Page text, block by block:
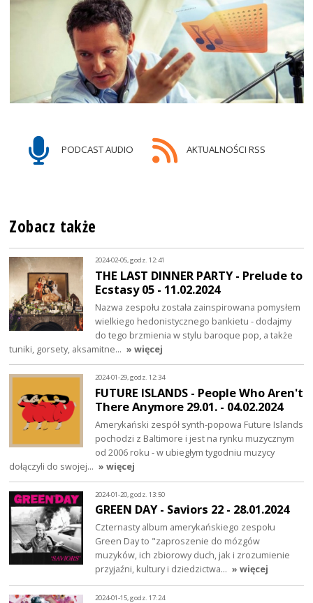
PODCAST AUDIO AKTUALNOŚCI RSS
Zobacz także
2024-02-05, godz. 12:41
THE LAST DINNER PARTY - Prelude to
Ecstasy 05 - 11.02.2024
Nazwa zespołu została zainspirowana pomysłem
wielkiego hedonistycznego bankietu - dodajmy
do tego brzmienia w stylu baroque pop, a także
tuniki, gorsety, aksamitne… » więcej
2024-01-29, godz. 12:34
FUTURE ISLANDS - People Who Aren't
There Anymore 29.01. - 04.02.2024
Amerykański zespół synth-popowa Future Islands
pochodzi z Baltimore i jest na rynku muzycznym
od 2006 roku - w ubiegłym tygodniu muzycy
dołączyli do swojej… » więcej
2024-01-20, godz. 13:50
GREEN DAY - Saviors 22 - 28.01.2024
Czternasty album amerykańskiego zespołu
Green Day to "zaproszenie do mózgów
muzyków, ich zbiorowy duch, jak i zrozumienie
przyjaźni, kultury i dziedzictwa… » więcej
2024-01-15, godz. 17:24